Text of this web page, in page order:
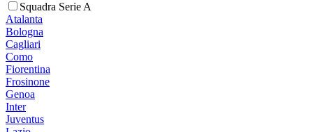
Squadra Serie A
Atalanta
Bologna
Cagliari
Como
Fiorentina
Frosinone
Genoa
Inter
Juventus